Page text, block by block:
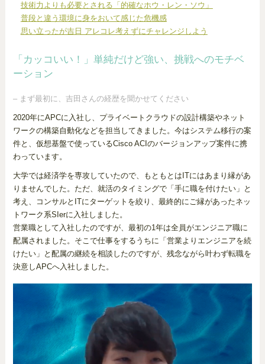
技術力よりも必要とされる「的確なホウ・レン・ソウ」
普段と違う環境に身をおいて感じた危機感
思い立ったが吉日 アレコレ考えずにチャレンジしよう
「カッコいい！」単純だけど強い、挑戦へのモチベ
ーション
– まず最初に、吉田さんの経歴を聞かせてください
2020年にAPCに入社し、プライベートクラウドの設計構築やネット
ワークの構築自動化などを担当してきました。今はシステム移行の案
件と、仮想基盤で使っているCisco ACIのバージョンアップ案件に携
わっています。
大学では経済学を専攻していたので、もともとはITにはあまり縁があ
りませんでした。ただ、就活のタイミングで「手に職を付けたい」と
考え、コンサルとITにターゲットを絞り、最終的にご縁があったネッ
トワーク系SIerに入社しました。
営業職として入社したのですが、最初の1年は全員がエンジニア職に
配属されました。そこで仕事をするうちに「営業よりエンジニアを続
けたい」と配属の継続を相談したのですが、残念ながら叶わず転職を
決意しAPCへ入社しました。